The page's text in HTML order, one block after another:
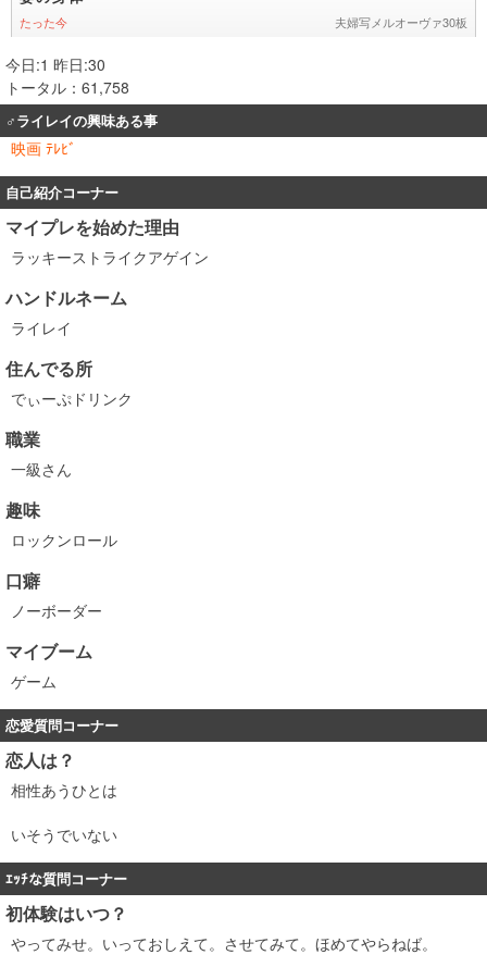
今日:1 昨日:30
トータル：61,758
♂ライレイの興味ある事
映画 ﾃﾚﾋﾞ
自己紹介コーナー
マイプレを始めた理由
ラッキーストライクアゲイン
ハンドルネーム
ライレイ
住んでる所
でぃーぷドリンク
職業
一級さん
趣味
ロックンロール
口癖
ノーボーダー
マイブーム
ゲーム
恋愛質問コーナー
恋人は？
相性あうひとは
いそうでいない
ｴｯﾁな質問コーナー
初体験はいつ？
やってみせ。いっておしえて。させてみて。ほめてやらねば。